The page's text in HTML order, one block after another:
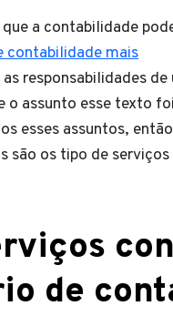
a contabilidade
contabilidade mais
responsabilidades de
o assunto esse texto foi
esses assuntos, então
são os tipo de serviços
de